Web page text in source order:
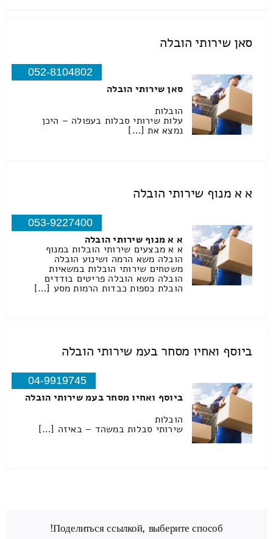
סאן שירותי הובלה
052-8104802
סאן שירותי הובלה
הובלות
עלות שירותי סבלות בעפולה – היכן
נמצא את […]
א א מנוף שירותי הובלה
053-9227400
א א מנוף שירותי הובלה
א א מבצעים שירותי הובלות במנוף
הובלה משא הרמה ושינוע הובלה
משטחים שירותי הובלות במשאיות
הובלה משא הובלה פריטים בודדים
הובלת כספות כבדות הרמות מסע […]
ביוסף ואחיו מסחר בעמ שירותי הובלה
04-9919745
ביוסף ואחיו מסחר בעמ שירותי הובלה
הובלות
שירותי סבלות במשהד – באיזה […]
Поделиться ссылкой, выберите способ!